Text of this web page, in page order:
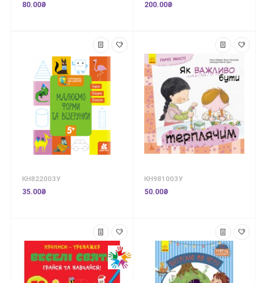
80.00₴ 200.00₴
КН822003У
35.00₴
КН981003У
50.00₴